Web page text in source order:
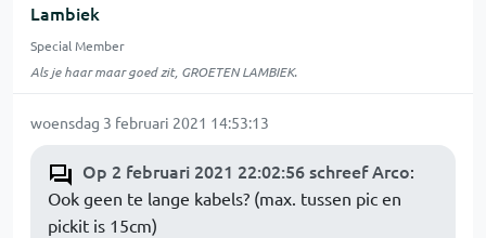
Lambiek
Special Member
Als je haar maar goed zit, GROETEN LAMBIEK.
woensdag 3 februari 2021 14:53:13
Op 2 februari 2021 22:02:56 schreef Arco:
Ook geen te lange kabels? (max. tussen pic en
pickit is 15cm)